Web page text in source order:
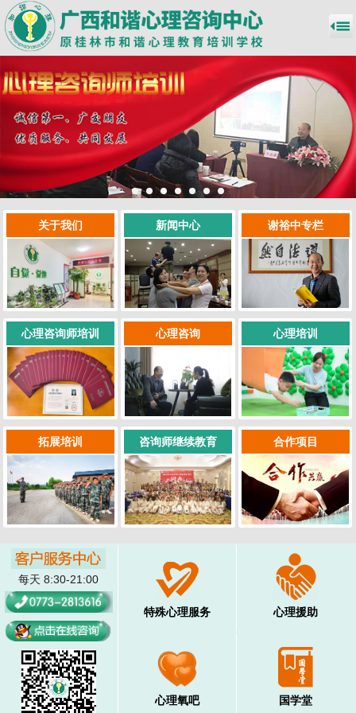
关于我们 新闻中心 谢裕中专栏
心理咨询师培训 心理咨询 心理培训
拓展培训 咨询师继续教育 合作项目
每天 8:30-21:00
特殊心理服务 心理援助
心理氧吧 国学堂